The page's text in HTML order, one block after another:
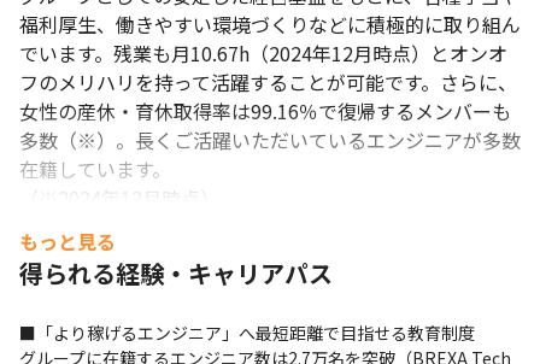
福利厚生、働きやすい環境づくりなどに積極的に取り組ん
でいます。残業も月10.67h（2024年12月時点）とオンオ
フのメリハリを持って活躍することが可能です。さらに、
女性の産休・育休取得率は99.16％で復帰するメンバーも
多数（※）。長くご活躍いただいているエンジニアが多数
在籍しています。
（※2024年12月時点）
もっと見る
得られる経験・キャリアパス
■「より稼げるエンジニア」へ最短距離で目指せる教育制度
グループに在籍するエンジニア数は2.7万名を突破（BREXA Tech